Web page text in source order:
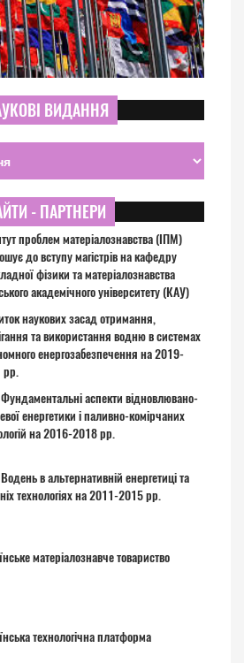
ВИДАННЯ
- ПАРТНЕРИ
проблем матеріалознавства (ІПМ)
до вступу магістрів на кафедру
фізики та матеріалознавства
академічного університету (КАУ)
наукових засад отримання,
та використання водню в системах
енергозабезпечення на 2019-
рр.
аспекти відновлювано-
енергетики і паливно-комірчаних
на 2016-2018 рр.
в альтернативній енергетиці та
технологіях на 2011-2015 рр.
матеріалознавче товариство
технологічна платформа